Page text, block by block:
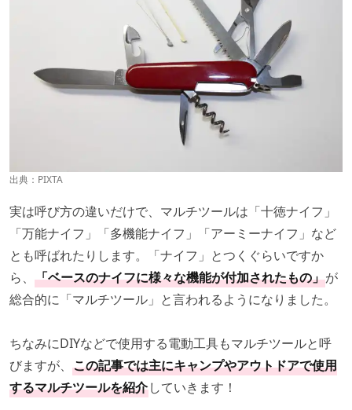
出典：PIXTA
実は呼び方の違いだけで、マルチツールは「十徳ナイフ」
「万能ナイフ」「多機能ナイフ」「アーミーナイフ」など
とも呼ばれたりします。「ナイフ」とつくぐらいですか
ら、 「ベースのナイフに様々な機能が付加されたもの」が
総合的に「マルチツール」と言われるようになりました。
ちなみにDIYなどで使用する電動工具もマルチツールと呼
びますが、 この記事では主にキャンプやアウトドアで使用
するマルチツールを紹介していきます！